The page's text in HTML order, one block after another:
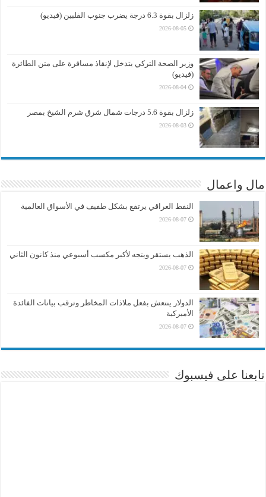
زلزال بقوة 6.3 درجة يضرب جنوب الفلبين (فيديو)
2026-08-05
وزير الصحة التركي يتدخل لإنقاذ مسافرة على متن الطائرة
(فيديو)
2026-08-04
زلزال بقوة 5.6 درجات شمال شرق شرم الشيخ بمصر
2026-08-03
مال واعمال
النفط العراقي يرتفع بشكل طفيف في الأسواق العالمية
2026-08-07
الذهب يستقر ويتجه لأكبر مكسب أسبوعي منذ كانون الثاني
2026-08-07
الدولار ينتعش بفعل ملاذات المخاطر وترقب بيانات الفائدة
الأميركية
2026-08-07
تابعنا على فيسبوك